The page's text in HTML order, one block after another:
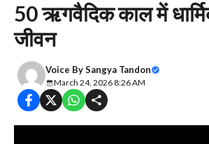
50 ऋगवैदिक काल में
जीवन
Voice BySangya Tandon
March 24, 2026 8:26 AM